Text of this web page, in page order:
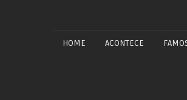
HOME ACONTECE